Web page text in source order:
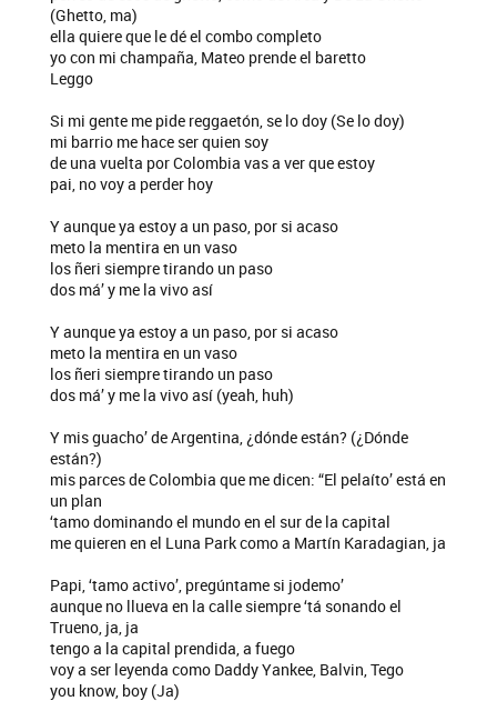
(Ghetto, ma)
ella quiere que le dé el combo completo
yo con mi champaña, Mateo prende el baretto
Leggo
Si mi gente me pide reggaetón, se lo doy (Se lo doy)
mi barrio me hace ser quien soy
de una vuelta por Colombia vas a ver que estoy
pai, no voy a perder hoy
Y aunque ya estoy a un paso, por si acaso
meto la mentira en un vaso
los ñeri siempre tirando un paso
dos má’ y me la vivo así
Y aunque ya estoy a un paso, por si acaso
meto la mentira en un vaso
los ñeri siempre tirando un paso
dos má’ y me la vivo así (yeah, huh)
Y mis guacho’ de Argentina, ¿dónde están? (¿Dónde
están?)
mis parces de Colombia que me dicen: “El pelaíto’ está en
un plan
‘tamo dominando el mundo en el sur de la capital
me quieren en el Luna Park como a Martín Karadagian, ja
Papi, ‘tamo activo’, pregúntame si jodemo’
aunque no llueva en la calle siempre ‘tá sonando el
Trueno, ja, ja
tengo a la capital prendida, a fuego
voy a ser leyenda como Daddy Yankee, Balvin, Tego
you know, boy (Ja)